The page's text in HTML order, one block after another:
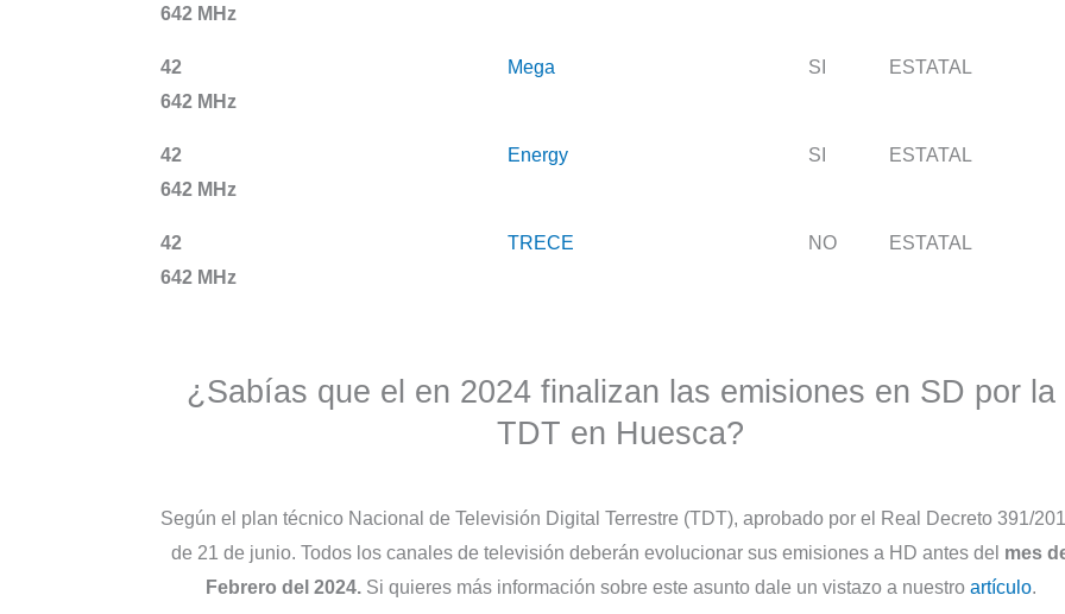
642 MHz
42
642 MHz
Mega SI ESTATAL
42
642 MHz
Energy SI ESTATAL
42
642 MHz
TRECE NO ESTATAL
¿Sabías que el en 2024 finalizan las emisiones en SD por la
TDT en Huesca?
Según el plan técnico Nacional de Televisión Digital Terrestre (TDT), aprobado por el Real Decreto 391/
de 21 de junio. Todos los canales de televisión deberán evolucionar sus emisiones a HD antes del mes
Febrero del 2024.Si quieres más información sobre este asunto dale un vistazo a nuestro artículo.